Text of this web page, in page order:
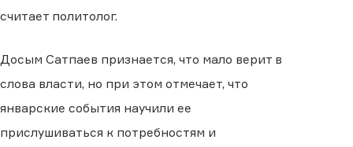
считает политолог.
Досым Сатпаев признается, что мало верит в
слова власти, но при этом отмечает, что
январские события научили ее
прислушиваться к потребностям и